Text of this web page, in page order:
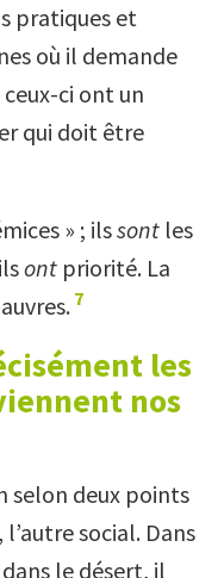
pratiques et
où il demande
ci ont un
qui doit être
» ; ilssont les
ont priorité. La
7
les
nos
selon deux points
social. Dans
le désert, il